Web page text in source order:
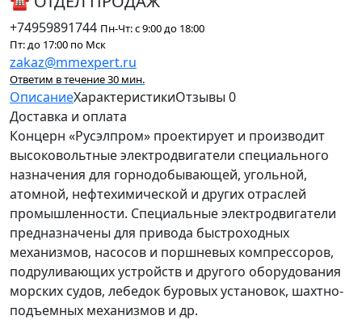
+74959891744 Пн-Чт: с 9:00 до 18:00
Пт: до 17:00 по Мск
zakaz@mmexpert.ru
Ответим в течение 30 мин.
ОписаниеХарактеристикиОтзывы 0
Доставка и оплата
Концерн «Русэлпром» проектирует и производит
высоковольтные электродвигатели специального
назначения для горнодобывающей, угольной,
атомной, нефтехимической и других отраслей
промышленности. Специальные электродвигатели
предназначены для привода быстроходных
механизмов, насосов и поршневых компрессоров,
подруливающих устройств и другого оборудования
морских судов, лебедок буровых установок, шахтно-
подъемных механизмов и др.